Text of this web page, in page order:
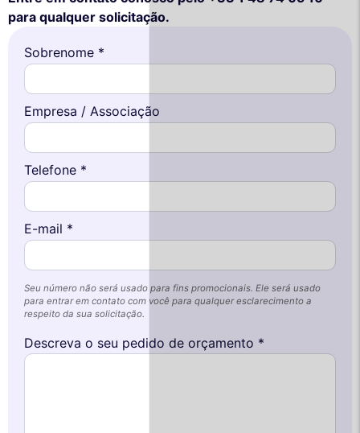
para qualquer solicitação.
Sobrenome *
Empresa / Associação
Telefone *
E-mail *
Seu número não será usado para fins promocionais. Ele será usado
para entrar em contato com você para qualquer esclarecimento a
respeito da sua solicitação.
Descreva o seu pedido de orçamento *